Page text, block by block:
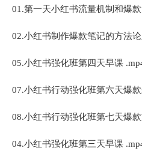
01.第一天小红书流量机制和爆
02.小红书制作爆款笔记的方法
05.小红书强化班第四天早课
07.小红书行动强化班第六天爆
08.小红书行动强化班第七天爆
04.小红书强化班第三天早课